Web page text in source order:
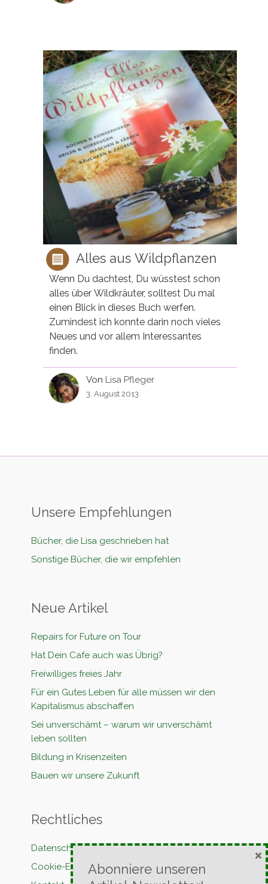
Alles aus Wildpflanzen
Wenn Du dachtest, Du wüsstest schon
alles über Wildkräuter, solltest Du mal
einen Blick in dieses Buch werfen.
Zumindest ich konnte darin noch vieles
Neues und vor allem Interessantes
finden.
Von Lisa Pfleger
3. August 2013
Unsere Empfehlungen
Bücher, die Lisa geschrieben hat
Sonstige Bücher, die wir empfehlen
Neue Artikel
Repairs for Future on Tour
Hat Dein Cafe auch was Übrig?
Freiwilliges freies Jahr
Für ein Gutes Leben für alle müssen wir den
Kapitalismus abschaffen
Sei unverschämt – warum wir unverschämt
leben sollten
Bildung in Krisenzeiten
Bauen wir unsere Zukunft
Rechtliches
Datenschutzerklärung
Cookie-ErklärungAbonniere unseren
×